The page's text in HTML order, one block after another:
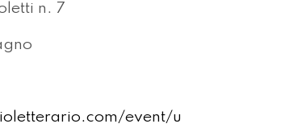
n. 7
event/u